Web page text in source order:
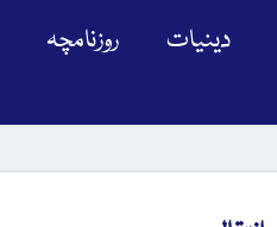
دینیات روزنامچہ